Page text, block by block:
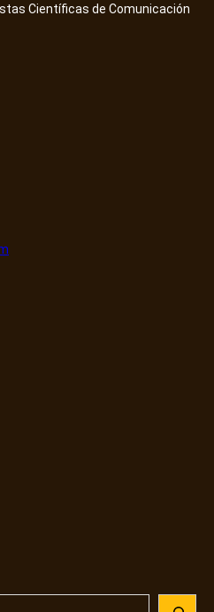
Científicas de Comunicación